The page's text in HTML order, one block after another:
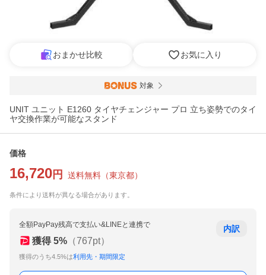
おまかせ比較 お気に入り
対象
UNIT ユニット E1260 タイヤチェンジャー プロ 立ち姿勢でのタイ
ヤ交換作業が可能なスタンド
価格
16,720 円 送料無料 （東京都）
条件により送料が異なる場合があります。
全額PayPay残高で支払い&LINEと連携で
獲得 5% （767pt）
獲得のうち4.5%は利用先・期間限定
内訳